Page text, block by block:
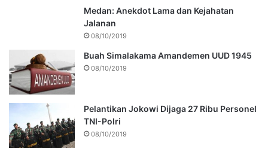
Medan: Anekdot Lama dan Kejahatan
Jalanan
08/10/2019
Buah Simalakama Amandemen UUD 1945
08/10/2019
Pelantikan Jokowi Dijaga 27 Ribu Personel
TNI-Polri
08/10/2019